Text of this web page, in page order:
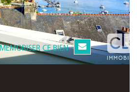
MEMORISER CE BIEN